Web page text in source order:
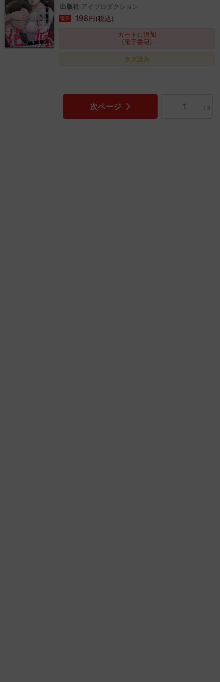
出版社 アイプロダクション
電子 198円(税込)
カートに追加
(電子書籍)
タダ読み
次ページ / 3